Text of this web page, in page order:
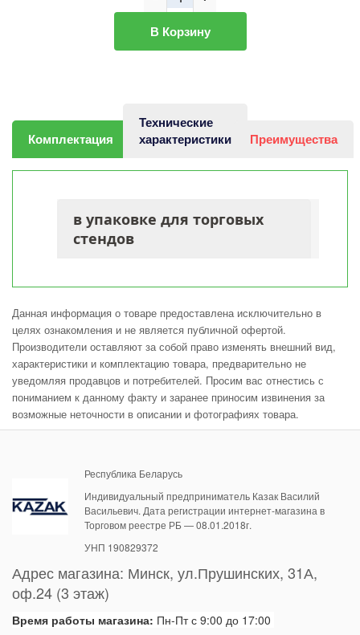
В Корзину
Комплектация
Технические
характеристики
Преимущества
в упаковке для торговых
стендов
Данная информация о товаре предоставлена исключительно в
целях ознакомления и не является публичной офертой.
Производители оставляют за собой право изменять внешний вид,
характеристики и комплектацию товара, предварительно не
уведомляя продавцов и потребителей. Просим вас отнестись с
пониманием к данному факту и заранее приносим извинения за
возможные неточности в описании и фотографиях товара.
Республика Беларусь
Индивидуальный предприниматель Казак Василий
Васильевич. Дата регистрации интернет-магазина в
Торговом реестре РБ — 08.01.2018г.
УНП 190829372
Адрес магазина: Минск, ул.Прушинских, 31А,
оф.24 (3 этаж)
Время работы магазина: Пн-Пт с 9:00 до 17:00